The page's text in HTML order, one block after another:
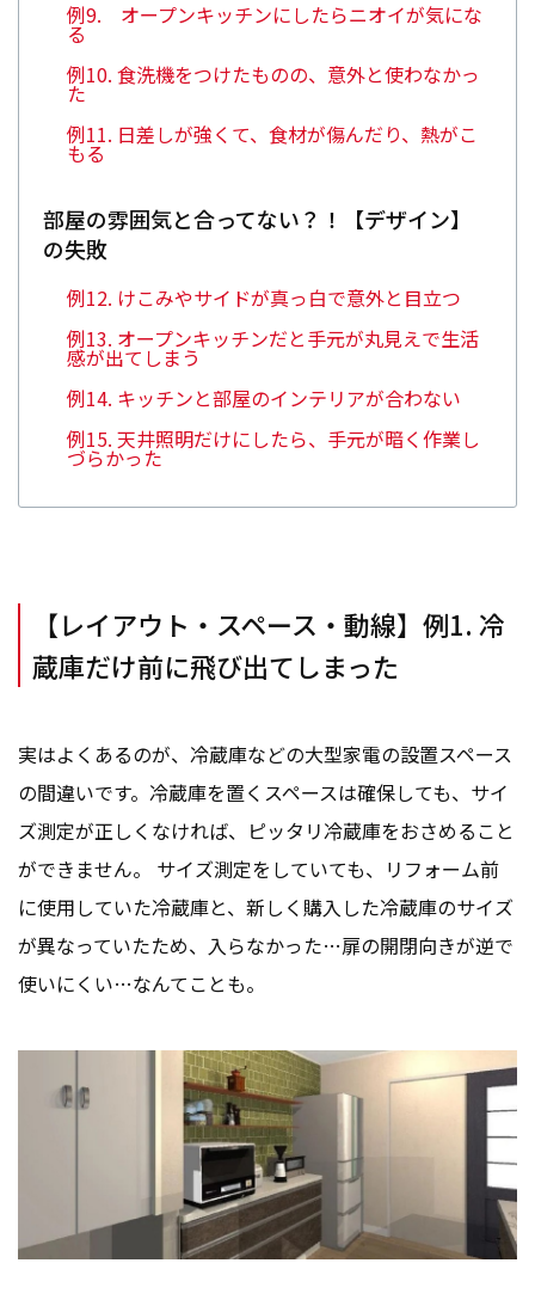
例9. オープンキッチンにしたらニオイが気にな
る
例10. 食洗機をつけたものの、意外と使わなかっ
た
例11. 日差しが強くて、食材が傷んだり、熱がこ
もる
部屋の雰囲気と合ってない？！【デザイン】
の失敗
例12. けこみやサイドが真っ白で意外と目立つ
例13. オープンキッチンだと手元が丸見えで生活
感が出てしまう
例14. キッチンと部屋のインテリアが合わない
例15. 天井照明だけにしたら、手元が暗く作業し
づらかった
【レイアウト・スペース・動線】例1. 冷
蔵庫だけ前に飛び出てしまった
実はよくあるのが、冷蔵庫などの大型家電の設置スペース
の間違いです。冷蔵庫を置くスペースは確保しても、サイ
ズ測定が正しくなければ、ピッタリ冷蔵庫をおさめること
ができません。 サイズ測定をしていても、リフォーム前
に使用していた冷蔵庫と、新しく購入した冷蔵庫のサイズ
が異なっていたため、入らなかった…扉の開閉向きが逆で
使いにくい…なんてことも。